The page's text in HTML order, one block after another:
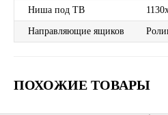
Ниша под ТВ
Направляющие ящиков
ПОХОЖИЕ ТОВАРЫ